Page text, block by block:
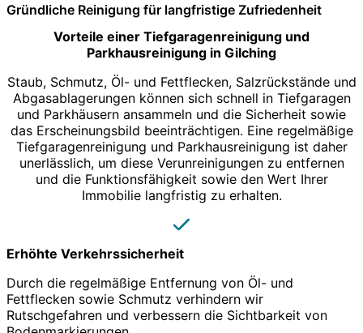
Gründliche Reinigung für langfristige Zufriedenheit
Vorteile einer Tiefgaragenreinigung und
Parkhausreinigung in Gilching
Staub, Schmutz, Öl- und Fettflecken, Salzrückstände und
Abgasablagerungen können sich schnell in Tiefgaragen
und Parkhäusern ansammeln und die Sicherheit sowie
das Erscheinungsbild beeinträchtigen. Eine regelmäßige
Tiefgaragenreinigung und Parkhausreinigung ist daher
unerlässlich, um diese Verunreinigungen zu entfernen
und die Funktionsfähigkeit sowie den Wert Ihrer
Immobilie langfristig zu erhalten.
Erhöhte Verkehrssicherheit
Durch die regelmäßige Entfernung von Öl- und
Fettflecken sowie Schmutz verhindern wir
Rutschgefahren und verbessern die Sichtbarkeit von